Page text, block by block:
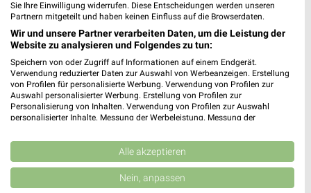
Lidl Lohmar
Kirchstraße 15
53797 Lohmar
Heute 07:00 - 21:00 Uhr | Geöffnet
466,12 km • Angebote: 2 Prospekte
❯
Hausdorffstr. 190
53129 Bonn
Heute 07:00 - 22:00 Uhr | Geöffnet
Sie Ihre Einwilligung widerrufen. Diese Entscheidungen werden unseren
Partnern mitgeteilt und haben keinen Einfluss auf die Browserdaten.
Wir und unsere Partner verarbeiten Daten, um die Leistung der
Website zu analysieren und Folgendes zu tun:
Speichern von oder Zugriff auf Informationen auf einem Endgerät.
Verwendung reduzierter Daten zur Auswahl von Werbeanzeigen. Erstellung
von Profilen für personalisierte Werbung. Verwendung von Profilen zur
Auswahl personalisierter Werbung. Erstellung von Profilen zur
Personalisierung von Inhalten. Verwendung von Profilen zur Auswahl
personalisierter Inhalte. Messung der Werbeleistung. Messung der
Kombinationen von Daten aus verschiedenen Quellen. Entwicklung und
Verbesserung der Angebote. Verwendung reduzierter Daten zur Auswahl
von Inhalten.
Daten können außerhalb der Europäischen Union weitergegeben und in die
USA gesendet werden.
Alle akzeptieren
Nein, anpassen